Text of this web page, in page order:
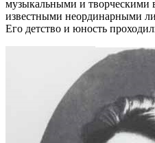
музыкальными и творческими
известными неординарными
Его детство и юность